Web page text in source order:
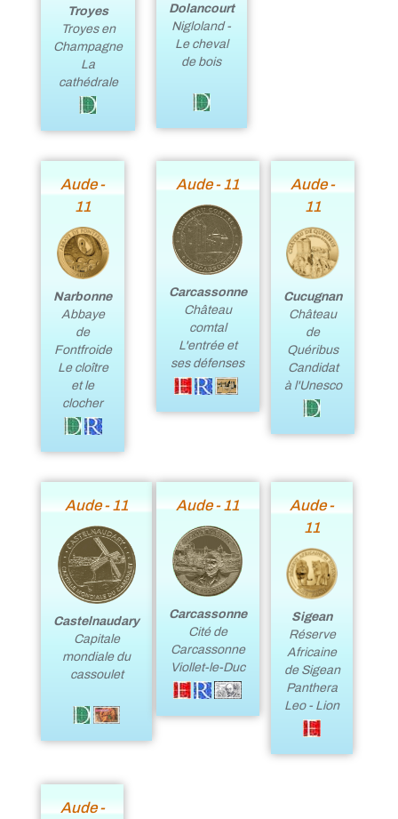
Troyes
Troyes en
Champagne
La
cathédrale
Dolancourt
Nigloland -
Le cheval
de bois
Aude -
11
Narbonne
Abbaye
de
Fontfroide
Le cloître
et le
clocher
Aude - 11
Carcassonne
Château
comtal
L'entrée et
ses défenses
Aude -
11
Cucugnan
Château
de
Quéribus
Candidat
à l'Unesco
Aude - 11
Castelnaudary
Capitale
mondiale du
cassoulet
Aude - 11
Carcassonne
Cité de
Carcassonne
Viollet-le-Duc
Aude -
11
Sigean
Réserve
Africaine
de Sigean
Panthera
Leo - Lion
Aude -